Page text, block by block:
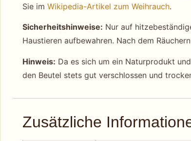
Sie im Wikipedia-Artikel zum Weihrauch.
Sicherheitshinweise: Nur auf
Haustieren aufbewahren. Nach dem
Hinweis: Da es sich um ein Naturprodukt
den Beutel stets gut verschlossen und
Zusätzliche